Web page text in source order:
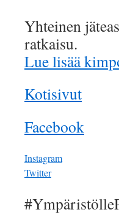
Yhteinen
ratkaisu.
Lue lisää
Kotisivut
Facebook
Instagram
Twitter